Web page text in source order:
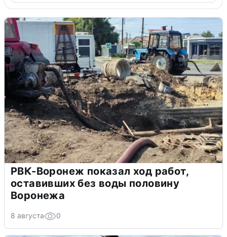
РВК-Воронеж показал ход работ,
оставивших без воды половину
Воронежа
8 августа 0